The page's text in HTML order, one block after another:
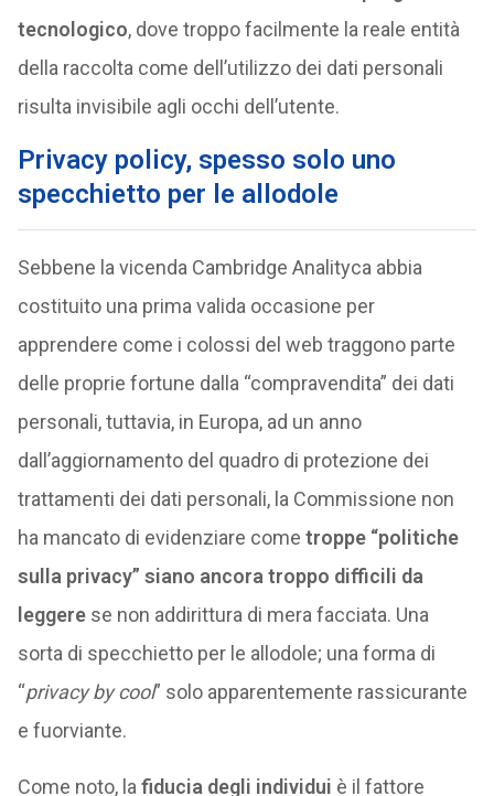
tecnologico, dove troppo facilmente la reale entità
della raccolta come dell’utilizzo dei dati personali
risulta invisibile agli occhi dell’utente.
Privacy policy, spesso solo uno
specchietto per le allodole
Sebbene la vicenda Cambridge Analityca abbia
costituito una prima valida occasione per
apprendere come i colossi del web traggono parte
delle proprie fortune dalla “compravendita” dei dati
personali, tuttavia, in Europa, ad un anno
dall’aggiornamento del quadro di protezione dei
trattamenti dei dati personali, la Commissione non
ha mancato di evidenziare come troppe “politiche
sulla privacy” siano ancora troppo difficili da
leggerese non addirittura di mera facciata. Una
sorta di specchietto per le allodole; una forma di
“privacy by cool” solo apparentemente rassicurante
e fuorviante.
Come noto, la fiducia degli individui è il fattore